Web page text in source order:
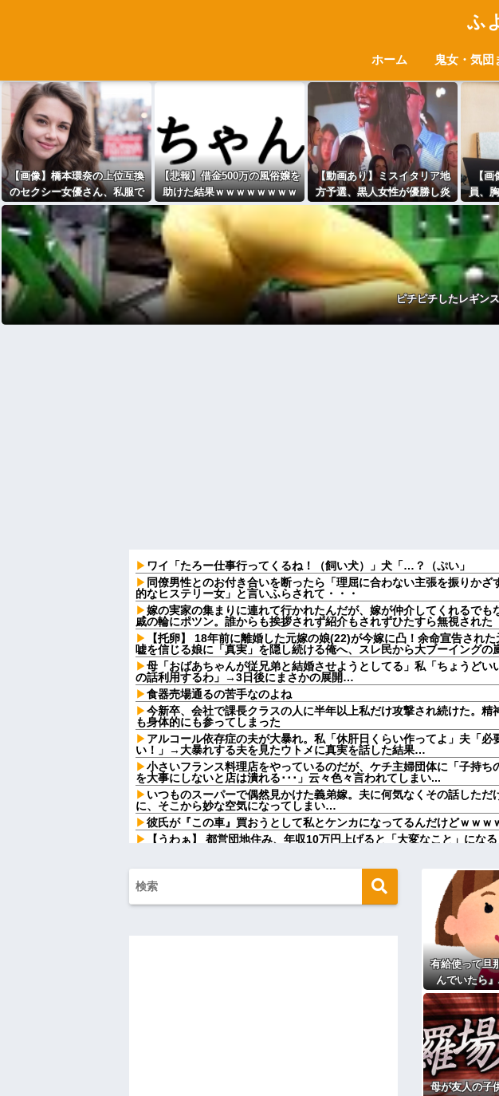
ふ
ホーム 鬼女・気団
【画像】橋本環奈の上位互換
のセクシー女優さん、私服で
も可愛すぎるｗｗｗｗｗｗｗ
ｗｗ
【悲報】借金500万の風俗嬢を
助けた結果ｗｗｗｗｗｗｗｗ
ｗｗwwww
【動画あり】ミスイタリア地
方予選、黒人女性が優勝し炎
上
【
員、
だが
ピチピチしたレギン
ワイ「たろー仕事行ってくるね！（飼い犬）」犬「…？（ぷい」
同僚男性とのお付き合いを断ったら「理屈に合わない主張を振りかざ
的なヒステリー女」と言いふらされて・・・
嫁の実家の集まりに連れて行かれたんだが、嫁が仲介してくれるでも
戚の輪にポツン。誰からも挨拶されず紹介もされずひたすら無視された
【托卵】 18年前に離婚した元嫁の娘(22)が今嫁に凸！余命宣告された
嘘を信じる娘に「真実」を隠し続ける俺へ、スレ民から大ブーイングの
母「おばあちゃんが従兄弟と結婚させようとしてる」私「ちょうどい
の話利用するわ」→3日後にまさかの展開…
食器売場通るの苦手なのよね
今新卒、会社で課長クラスの人に半年以上私だけ攻撃され続けた。精
も身体的にも参ってしまった
アルコール依存症の夫が大暴れ。私「休肝日くらい作ってよ」夫「必
い！」→大暴れする夫を見たウトメに真実を話した結果…
小さいフランス料理店をやっているのだが、ケチ主婦団体に「子持ち
を大事にしないと店は潰れる･･･」云々色々言われてしまい...
いつものスーパーで偶然見かけた義弟嫁。夫に何気なくその話しただ
に、そこから妙な空気になってしまい…
彼氏が『この車』買おうとして私とケンカになってるんだけどｗｗｗ
【うわぁ】 都営団地住み、年収10万円上げると「大変なこと」になる
シャウエッセン公式、またこういうのでいい丼をポスト
女「43億円注文して………キャンセルっと！」←こいつの目的
【怒報】国税庁「あのさぁ！君らがちゃんと納税してくれないとこう
【衝撃】若い女の子からする「甘い匂い」の正体、まさか分からない
【驚愕】マチアプで会った外国人からまさかの『こう』言われたんや
【復讐】 ある職業の人材を育成する高校に通ってたんだが、体力ない
イジメられて全寮制だから逃げ出すこともできなかった→あるイジっ子
ハードオフに売っていた4万4000円のフィギュアがヤバすぎるｗｗｗ
私「ちょっと、人の家の金庫触らないでよ！」キチママ『そこに金庫
たから、開けてみようとしただけ☆』義兄「泥は出てけ！二度と来るな
私「初めて飲む味だけどなんのお茶？」彼「ちっ！」私「」
有給使って旦
んでいたら
母が友人の子